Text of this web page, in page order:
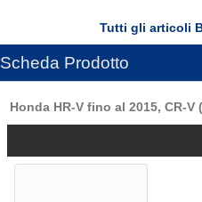
Tutti gli articoli
Scheda Prodotto
Honda HR-V fino al 2015, CR-V